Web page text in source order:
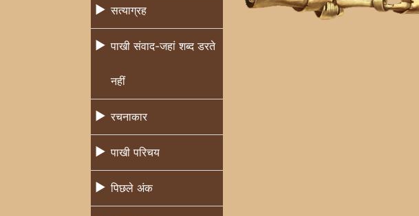
सत्याग्रह
पाखी संवाद-जहां शब्द डरते
नहीं
रचनाकार
पाखी परिचय
पिछले अंक